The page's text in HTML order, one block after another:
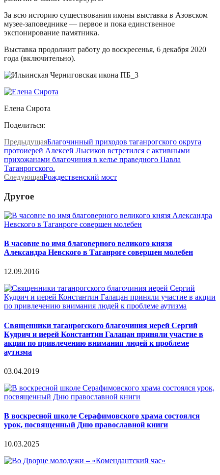
За всю историю существования иконы выставка в Азовском
музее-заповеднике — первое и пока единственное
экспонирование памятника.
Выставка продолжит работу до воскресенья, 6 декабря 2020
года (включительно).
Елена Сирота
Поделиться:
ПредыдущаяБлагочинный приходов таганрогского округа
протоиерей Алексей Лысиков встретился с активными
прихожанами благочиния в келье праведного Павла
Таганрогского.
СледующаяРождественский мост
Другое
В часовне во имя благоверного великого князя
Александра Невского в Таганроге совершен молебен
12.09.2016
Священники таганрогского благочиния иерей Сергий
Кудрич и иерей Константин Галацан приняли участие в
акции по привлечению внимания людей к проблеме
аутизма
03.04.2019
В воскресной школе Серафимовского храма состоялся
урок, посвященный Дню православной книги
10.03.2025